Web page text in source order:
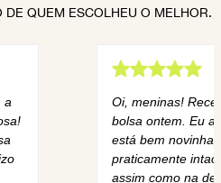
DE QUEM ESCOLHEU O MELHOR.
a
Oi, meninas!
bolsa ontem. Eu
está bem novinha,
praticamente
assim como na